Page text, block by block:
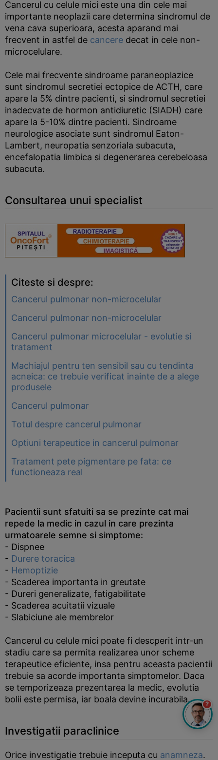
Cancerul cu celule mici este una din cele mai
importante neoplazii care determina sindromul de
vena cava superioara, acesta aparand mai
frecvent in astfel de cancere decat in cele non-
microcelulare.
Cele mai frecvente sindroame paraneoplazice
sunt sindromul secretiei ectopice de ACTH, care
apare la 5% dintre pacienti, si sindromul secretiei
inadecvate de hormon antidiuretic (SIADH) care
apare la 5-10% dintre pacienti. Sindroame
neurologice asociate sunt sindromul Eaton-
Lambert, neuropatia senzoriala subacuta,
encefalopatia limbica si degenerarea cerebeloasa
subacuta.
Consultarea unui specialist
Citeste si despre:
Cancerul pulmonar non-microcelular
Cancerul pulmonar non-microcelular
Cancerul pulmonar microcelular - evolutie si
tratament
Machiajul pentru ten sensibil sau cu tendinta
acneica: ce trebuie verificat inainte de a alege
produsele
Cancerul pulmonar
Totul despre cancerul pulmonar
Optiuni terapeutice in cancerul pulmonar
Tratament pete pigmentare pe fata: ce
functioneaza real
Pacientii sunt sfatuiti sa se prezinte cat mai
repede la medic in cazul in care prezinta
urmatoarele semne si simptome:
- Dispnee
- Durere toracica
- Hemoptizie
- Scaderea importanta in greutate
- Dureri generalizate, fatigabilitate
- Scaderea acuitatii vizuale
- Slabiciune ale membrelor
Cancerul cu celule mici poate fi descperit intr-un
stadiu care sa permita realizarea unor scheme
terapeutice eficiente, insa pentru aceasta pacientii
trebuie sa acorde importanta simptomelor. Daca
se temporizeaza prezentarea la medic, evolutia
bolii este permisa, iar boala devine incurabila.
Investigatii paraclinice
Orice investigatie trebuie inceputa cu anamneza.
?